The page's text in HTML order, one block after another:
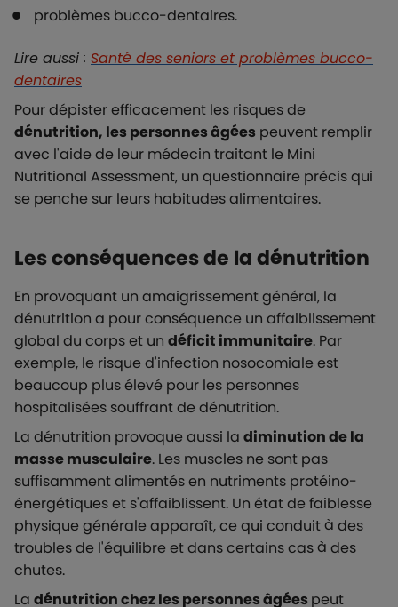
problèmes bucco-dentaires.
Lire aussi : Santé des seniors et problèmes bucco-
dentaires
Pour dépister efficacement les risques de
dénutrition, les personnes âgées peuvent remplir
avec l'aide de leur médecin traitant le Mini
Nutritional Assessment, un questionnaire précis qui
se penche sur leurs habitudes alimentaires.
Les conséquences de la dénutrition
En provoquant un amaigrissement général, la
dénutrition a pour conséquence un affaiblissement
global du corps et un déficit immunitaire. Par
exemple, le risque d'infection nosocomiale est
beaucoup plus élevé pour les personnes
hospitalisées souffrant de dénutrition.
La dénutrition provoque aussi la diminution de la
masse musculaire. Les muscles ne sont pas
suffisamment alimentés en nutriments protéino-
énergétiques et s'affaiblissent. Un état de faiblesse
physique générale apparaît, ce qui conduit à des
troubles de l'équilibre et dans certains cas à des
chutes.
La dénutrition chez les personnes âgées peut